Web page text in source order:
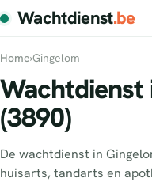
Wachtdienst.be
Home›Gingelom
Wachtdienst
(3890)
De wachtdienst in
huisarts, tandarts en